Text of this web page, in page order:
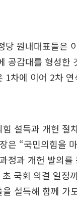
당 원내대표들은
공감대를 형성한
1차에 이어 2차 연
설득과 개헌 절
은 “국민의힘을
정과 개헌 발의를
국회 의결 일정
설득해 함께 가